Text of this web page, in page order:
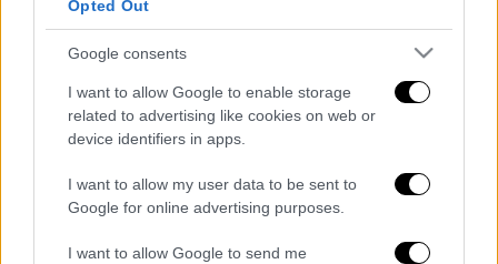
Opted Out
Google consents
I want to allow Google to enable storage
related to advertising like cookies on web or
device identifiers in apps.
I want to allow my user data to be sent to
Google for online advertising purposes.
I want to allow Google to send me
Ο ίδιος δήλωσε πως ελπίζει ότι οι κυρώσεις
θα ενθαρρύνουν τη Ρωσία
να «βάλει τέλος
στην επίθεσή της το συντομότερο δυνατόν
ούτως ώστε να μπορέσουμε να φθάσουμε σε
μία φάση που να μπορούμε να
ειρηνευτικές συνομιλίες».